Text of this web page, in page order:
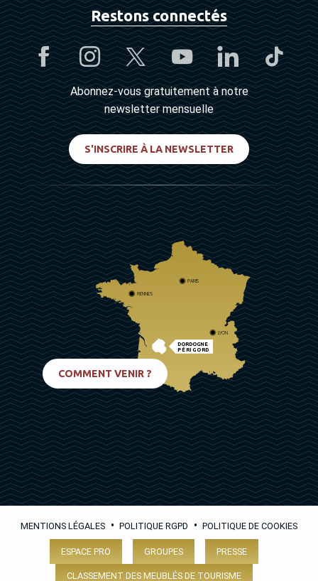
Restons connectés
Abonnez-vous gratuitement à notre
newsletter mensuelle
S'INSCRIRE À LA NEWSLETTER
DORDOGNE
PÉRIGORD
PARIS
RENNES
LYON
COMMENT VENIR ?
MENTIONS LÉGALES • POLITIQUE RGPD • POLITIQUE DE COOKIES
ESPACE PRO GROUPES PRESSE
CLASSEMENT DES MEUBLÉS DE TOURISME